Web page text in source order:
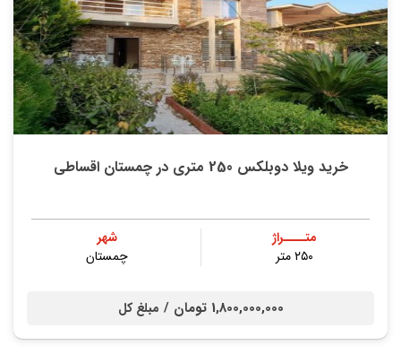
خرید ویلا دوبلکس 250 متری در چمستان اقساطی
متــــراژ
۲۵۰ متر
شهر
چمستان
1,800,000,000 تومان / مبلغ کل